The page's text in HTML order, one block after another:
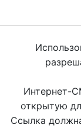
Интернет-
открытую
Ссылка